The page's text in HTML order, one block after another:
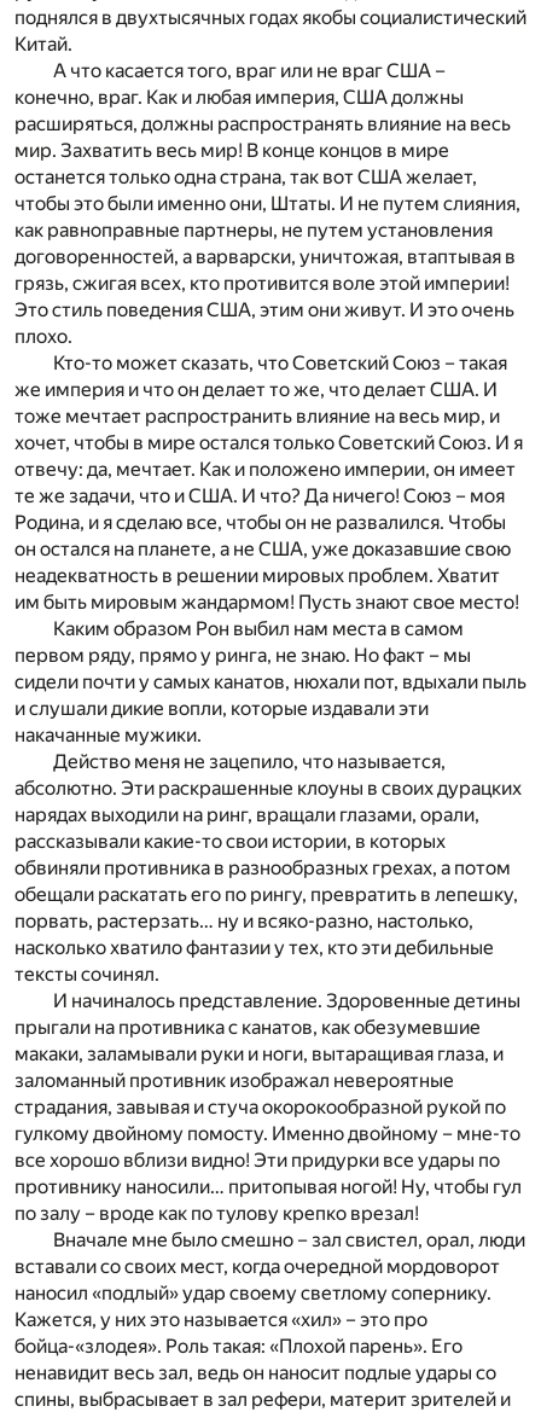
поднялся в двухтысячных годах якобы социалистический
Китай.
А что касается того, враг или не враг США –
конечно, враг. Как и любая империя, США должны
расширяться, должны распространять влияние на весь
мир. Захватить весь мир! В конце концов в мире
останется только одна страна, так вот США желает,
чтобы это были именно они, Штаты. И не путем слияния,
как равноправные партнеры, не путем установления
договоренностей, а варварски, уничтожая, втаптывая в
грязь, сжигая всех, кто противится воле этой империи!
Это стиль поведения США, этим они живут. И это очень
плохо.
Кто-то может сказать, что Советский Союз – такая
же империя и что он делает то же, что делает США. И
тоже мечтает распространить влияние на весь мир, и
хочет, чтобы в мире остался только Советский Союз. И я
отвечу: да, мечтает. Как и положено империи, он имеет
те же задачи, что и США. И что? Да ничего! Союз – моя
Родина, и я сделаю все, чтобы он не развалился. Чтобы
он остался на планете, а не США, уже доказавшие свою
неадекватность в решении мировых проблем. Хватит
им быть мировым жандармом! Пусть знают свое место!
Каким образом Рон выбил нам места в самом
первом ряду, прямо у ринга, не знаю. Но факт – мы
сидели почти у самых канатов, нюхали пот, вдыхали пыль
и слушали дикие вопли, которые издавали эти
накачанные мужики.
Действо меня не зацепило, что называется,
абсолютно. Эти раскрашенные клоуны в своих дурацких
нарядах выходили на ринг, вращали глазами, орали,
рассказывали какие-то свои истории, в которых
обвиняли противника в разнообразных грехах, а потом
обещали раскатать его по рингу, превратить в лепешку,
порвать, растерзать… ну и всяко-разно, настолько,
насколько хватило фантазии у тех, кто эти дебильные
тексты сочинял.
И начиналось представление. Здоровенные детины
прыгали на противника с канатов, как обезумевшие
макаки, заламывали руки и ноги, вытаращивая глаза, и
заломанный противник изображал невероятные
страдания, завывая и стуча окорокообразной рукой по
гулкому двойному помосту. Именно двойному – мне-то
все хорошо вблизи видно! Эти придурки все удары по
противнику наносили… притопывая ногой! Ну, чтобы гул
по залу – вроде как по тулову крепко врезал!
Вначале мне было смешно – зал свистел, орал, люди
вставали со своих мест, когда очередной мордоворот
наносил «подлый» удар своему светлому сопернику.
Кажется, у них это называется «хил» – это про
бойца-«злодея». Роль такая: «Плохой парень». Его
ненавидит весь зал, ведь он наносит подлые удары со
спины, выбрасывает в зал рефери, материт зрителей и